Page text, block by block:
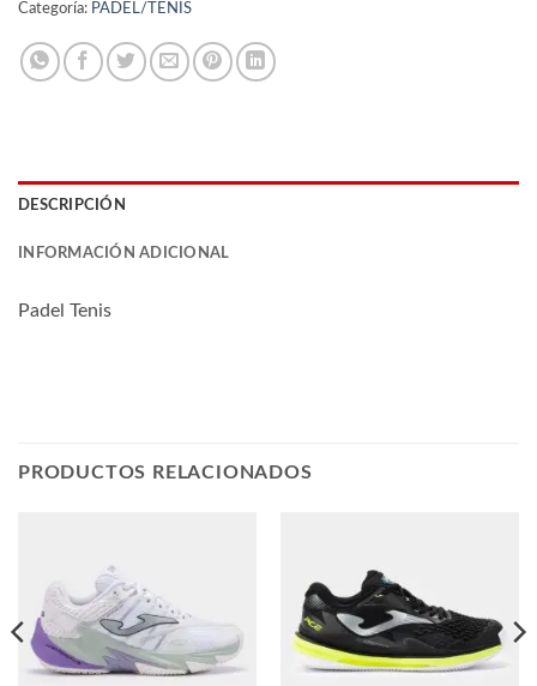
Categoría: PADEL/TENIS
DESCRIPCIÓN
INFORMACIÓN ADICIONAL
Padel Tenis
PRODUCTOS RELACIONADOS